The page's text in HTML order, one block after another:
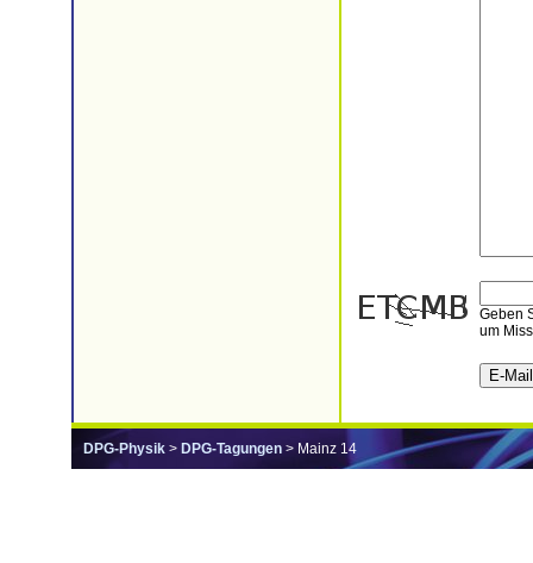
Geben
um
DPG-Physik > DPG-Tagungen > Mainz 14